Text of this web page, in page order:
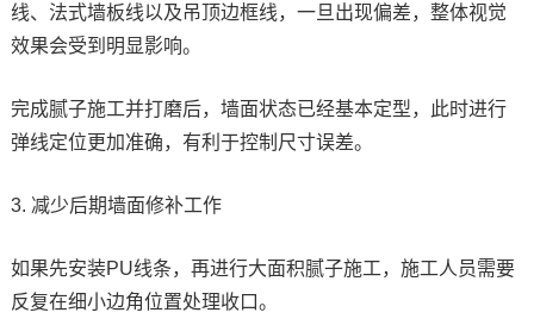
线、法式墙板线以及吊顶边框线，一旦出现偏差，整体视觉
效果会受到明显影响。
完成腻子施工并打磨后，墙面状态已经基本定型，此时进行
弹线定位更加准确，有利于控制尺寸误差。
3. 减少后期墙面修补工作
如果先安装PU线条，再进行大面积腻子施工，施工人员需要
反复在细小边角位置处理收口。